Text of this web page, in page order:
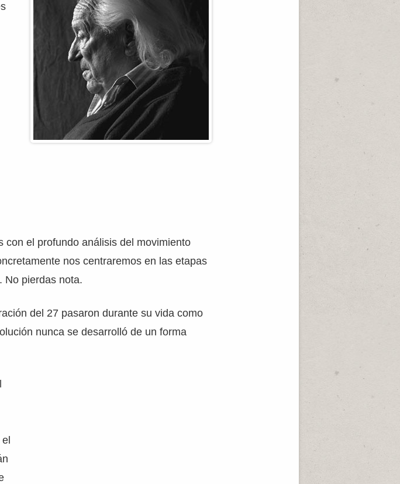
con el profundo análisis del movimiento
nos centraremos en las etapas
No pierdas nota.
del 27 pasaron durante su vida como
nunca se desarrolló de un forma